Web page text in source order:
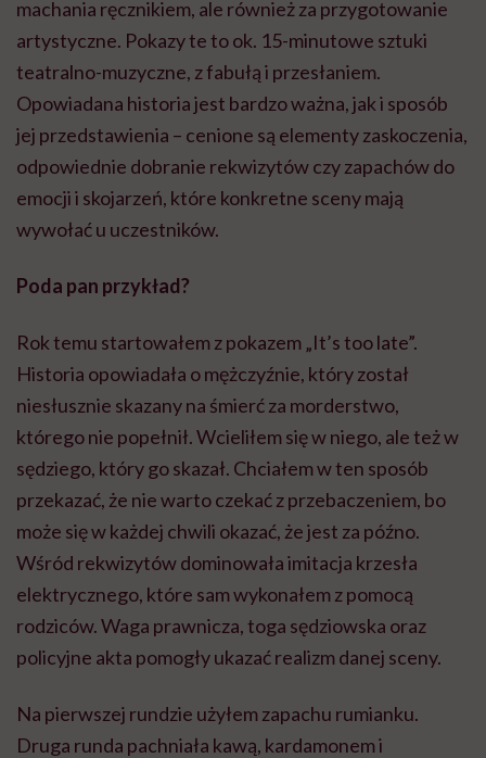
machania ręcznikiem, ale również za przygotowanie
artystyczne. Pokazy te to ok. 15-minutowe sztuki
teatralno-muzyczne, z fabułą i przesłaniem.
Opowiadana historia jest bardzo ważna, jak i sposób
jej przedstawienia – cenione są elementy zaskoczenia,
odpowiednie dobranie rekwizytów czy zapachów do
emocji i skojarzeń, które konkretne sceny mają
wywołać u uczestników.
Poda pan przykład?
Rok temu startowałem z pokazem „It’s too late”.
Historia opowiadała o mężczyźnie, który został
niesłusznie skazany na śmierć za morderstwo,
którego nie popełnił. Wcieliłem się w niego, ale też w
sędziego, który go skazał. Chciałem w ten sposób
przekazać, że nie warto czekać z przebaczeniem, bo
może się w każdej chwili okazać, że jest za późno.
Wśród rekwizytów dominowała imitacja krzesła
elektrycznego, które sam wykonałem z pomocą
rodziców. Waga prawnicza, toga sędziowska oraz
policyjne akta pomogły ukazać realizm danej sceny.
Na pierwszej rundzie użyłem zapachu rumianku.
Druga runda pachniała kawą, kardamonem i